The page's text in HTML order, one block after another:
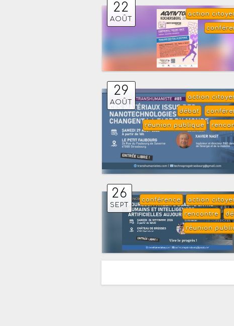
22
AOÛT
action
29
AOÛT
action
débat
réunion publique
26
SEPT
action
conférence
rencontre
réunion